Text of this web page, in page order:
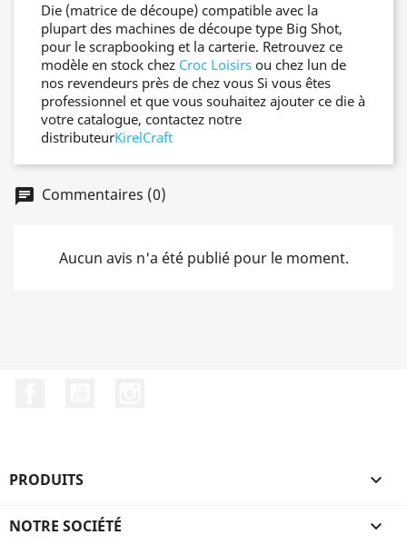
Die (matrice de découpe) compatible avec la
plupart des machines de découpe type Big Shot,
pour le scrapbooking et la carterie. Retrouvez ce
modèle en stock chez Croc Loisirs ou chez lun de
nos revendeurs près de chez vous Si vous êtes
professionnel et que vous souhaitez ajouter ce die à
votre catalogue, contactez notre
distributeurKirelCraft
chat Commentaires (0)
Aucun avis n'a été publié pour le moment.
PRODUITS 
NOTRE SOCIÉTÉ 